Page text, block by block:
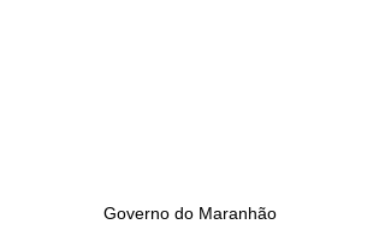
Governo do Maranhão